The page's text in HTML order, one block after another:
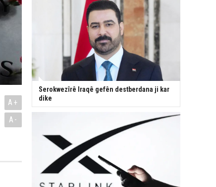
A+
A-
Serokwezîrê Iraqê gefên destberdana ji kar
dike